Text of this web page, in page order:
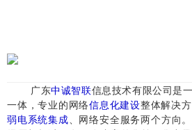
​广东中诚智联信息技术有限公司是
一体，专业的网络信息化建设整体解决
弱电系统集成 、网络安全服务两个方向。